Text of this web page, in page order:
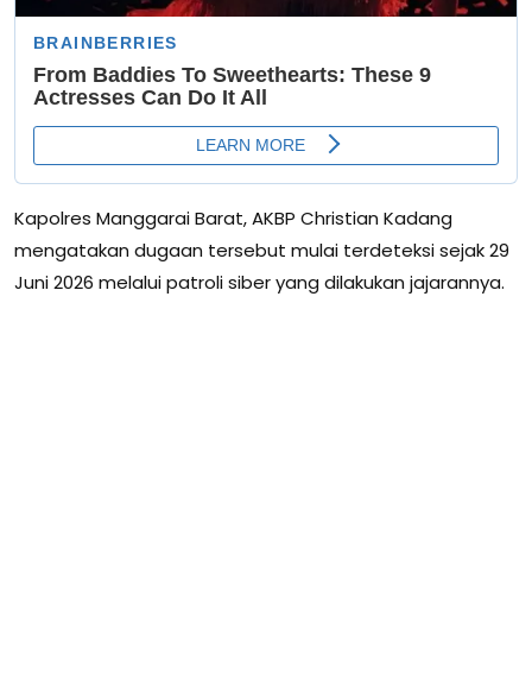
Kapolres Manggarai Barat, AKBP Christian Kadang
mengatakan dugaan tersebut mulai terdeteksi sejak 29
Juni 2026 melalui patroli siber yang dilakukan jajarannya.